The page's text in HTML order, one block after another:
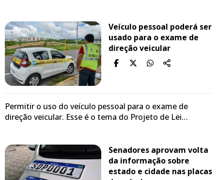
Veículo pessoal poderá ser
usado para o exame de
direção veicular
Permitir o uso do veículo pessoal para o exame de
direção veicular. Esse é o tema do Projeto de Lei…
Senadores aprovam volta
da informação sobre
estado e cidade nas placas